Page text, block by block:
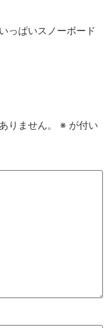
っぱいスノーボード
りません。 ※ が付い